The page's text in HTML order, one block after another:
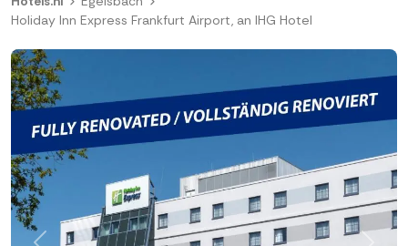
Holiday Inn Express Frankfurt Airport, an IHG Hotel